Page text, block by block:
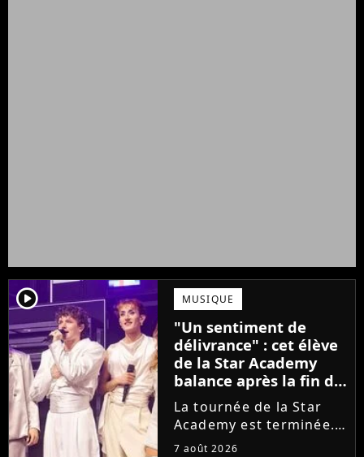
player2 MUSIQUE
"Un sentiment de
délivrance" : cet élève
de la Star Academy
balance après la fin de
la tournée
La tournée de la Star
Academy est terminée.
L'occasion pour les
7 août 2026